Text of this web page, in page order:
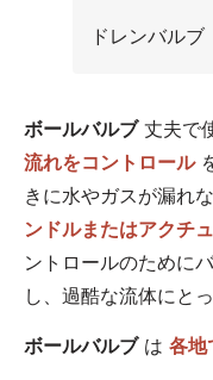
ドレンバルブ
ボールバルブ丈夫で
流れをコントロール
きに水やガスが漏れ
ンドルまたはアクチ
ントロールのために
し、過酷な流体にと
ボールバルブは 各地